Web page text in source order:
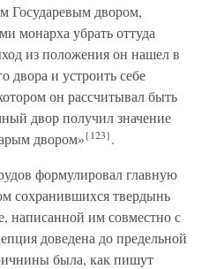
Государевым двором,
монарха убрать оттуда
из положения он нашел в
двора и устроить себе
он рассчитывал быть
двор получил значение
двором»{123}.
формулировал главную
сохранившихся твердынь
написанной им совместно с
доведена до предельной
была, как пишут